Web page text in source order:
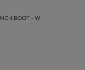
BOOT - W